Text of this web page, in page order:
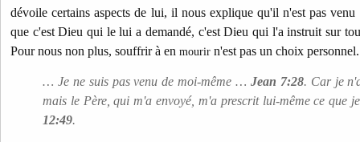
dévoile certains aspects de lui, il nous explique qu'il n'est pas
que c'est Dieu qui le lui a demandé, c'est Dieu qui l'a instruit sur
Pour nous non plus, souffrir à en mourir n'est pas un choix
… Je ne suis pas venu de moi-même … Jean 7:28. Car je
mais le Père, qui m'a envoyé, m'a prescrit lui-même ce que
12:49.